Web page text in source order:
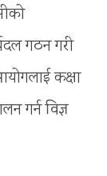
गठन गरी
कक्षा
गर्न विज्ञ